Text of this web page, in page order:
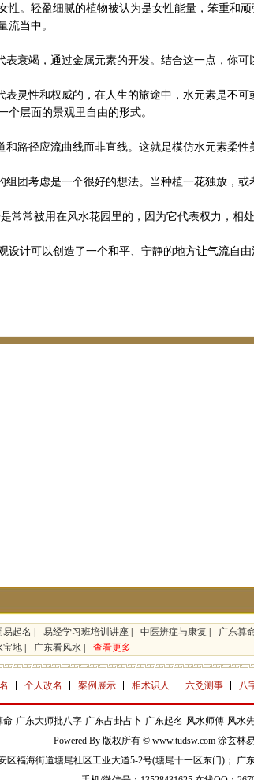
性。轻盈细腻的植物被认为是女性能量，笨重和
流当中。
表衰竭，通过金属元素的开发。结合这一点，你
表灵性和权威的，在人生的旅途中，水元素是不
个层面的景观里自由的形式。
和路径应流曲线而非直线。这就是模仿水元素柔
组团考虑是一个很好的想法。当种植一花独放，或
常常被用在风水花园里的，因为它代表权力，相
设计可以创造了一个和平、宁静的地方让气流自
易起名 易经学习班培训讲座 中医辨症与康复 广东算
宝地 广东看风水 查看更多
个人改名 案例展示 相术识人 六爻测事 八
命-广东大师批八字-广东占卦占卜-广东起名-风水师傅-风水
Powered By 版权所有 © www.tudsw.com 涂玄林
区福海街道塘尾社区工业大道5-2号(塘尾十一区东门)； 广